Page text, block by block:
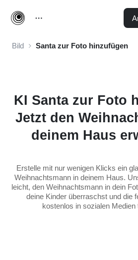
Bild Santa zur Foto hinzufügen
KI Santa zur Foto
Jetzt den
deinem Haus
Erstelle mit nur wenigen Klicks ein
Weihnachtsmann in deinem Haus.
leicht, den Weihnachtsmann in dein
deine Kinder überraschst und die
kostenlos in sozialen Medien